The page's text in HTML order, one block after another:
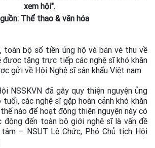
xem hội".
Thể thao & văn hóa
toàn bộ số tiền ủng hộ và bán vé thu về
tặng trực tiếp các nghệ sĩ khó khăn
gửi về Hội Nghệ sĩ sân khấu Việt nam.
NSSKVN đã gây quy thiện nguyện ủng
các nghệ sĩ gặp hoàn cảnh khó khăn
nào để hoạt động thiện nguyện này có
đến toàn bộ giới nghệ sĩ là vấn đề
– NSUT Lê Chức, Phó Chủ tịch Hội